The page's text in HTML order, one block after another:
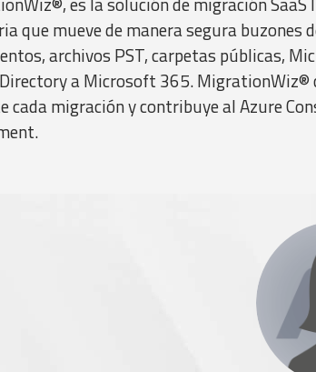
que mueve de manera segura buzones
archivos PST, carpetas públicas,
a Microsoft 365. MigrationWiz®
cada migración y contribuye al Azure